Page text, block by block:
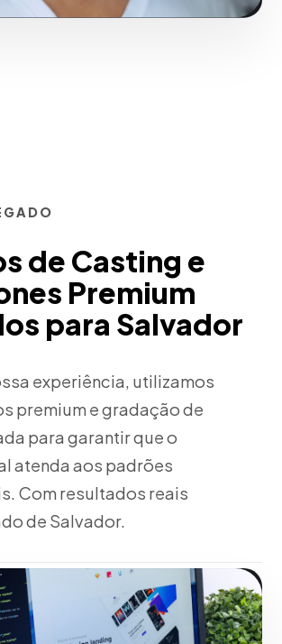
de Casting e
Premium
para Salvador
experiência, utilizamos
premium e gradação de
para garantir que o
atenda aos padrões
Com resultados reais
de Salvador.
metodologia, rodiaje com
de última geração.
o impacto comercial de marcas em